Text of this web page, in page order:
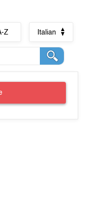
Z Italian